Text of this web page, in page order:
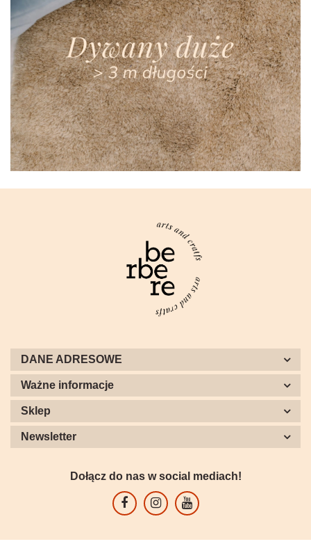
DANE ADRESOWE
Ważne informacje
Sklep
Newsletter
Dołącz do nas w social mediach!